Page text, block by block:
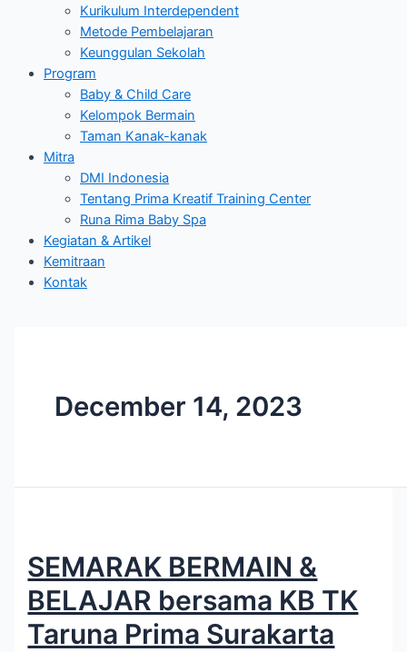
Kurikulum Interdependent
Metode Pembelajaran
Keunggulan Sekolah
Program
Baby & Child Care
Kelompok Bermain
Taman Kanak-kanak
Mitra
DMI Indonesia
Tentang Prima Kreatif Training Center
Runa Rima Baby Spa
Kegiatan & Artikel
Kemitraan
Kontak
December 14, 2023
SEMARAK BERMAIN &
BELAJAR bersama KB TK
Taruna Prima Surakarta